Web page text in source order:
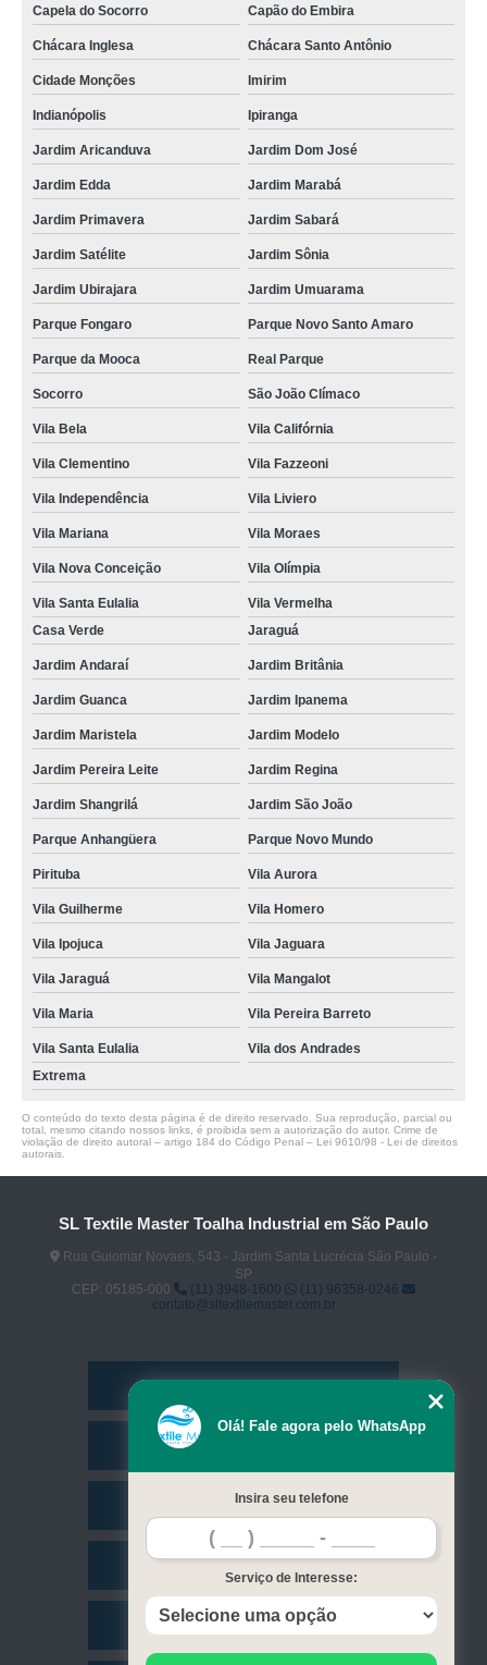
Capela do Socorro
Capão do Embira
Chácara Inglesa Chácara Santo Antônio
Cidade Monções Imirim
Indianópolis Ipiranga
Jardim Aricanduva Jardim Dom José
Jardim Edda Jardim Marabá
Jardim Primavera Jardim Sabará
Jardim Satélite Jardim Sônia
Jardim Ubirajara Jardim Umuarama
Parque Fongaro Parque Novo Santo Amaro
Parque da Mooca Real Parque
Socorro São João Clímaco
Vila Bela Vila Califórnia
Vila Clementino Vila Fazzeoni
Vila Independência Vila Liviero
Vila Mariana Vila Moraes
Vila Nova Conceição Vila Olímpia
Vila Santa Eulalia
Vila Vermelha
Casa Verde
Jaraguá
Jardim Andaraí Jardim Britânia
Jardim Guanca Jardim Ipanema
Jardim Maristela Jardim Modelo
Jardim Pereira Leite Jardim Regina
Jardim Shangrilá Jardim São João
Parque Anhangüera Parque Novo Mundo
Pirituba Vila Aurora
Vila Guilherme Vila Homero
Vila Ipojuca Vila Jaguara
Vila Jaraguá Vila Mangalot
Vila Maria Vila Pereira Barreto
Vila Santa Eulalia
Vila dos Andrades
Extrema
O conteúdo do texto desta página é de direito reservado. Sua reprodução, parcial ou
total, mesmo citando nossos links, é proibida sem a autorização do autor. Crime de
violação de direito autoral – artigo 184 do Código Penal – Lei 9610/98 - Lei de direitos
autorais
SL Textile Master Toalha Industrial em São Paulo
Rua Guiomar Novaes, 543 - Jardim Santa Lucrécia São Paulo -
SP
CEP: 05185-000
(11) 3948-1600
(11) 96358-0246
contato@sltextilemaster.com.br
Missão
Contato
Olá! Fale agora pelo WhatsApp
Insira seu telefone
Serviço de Interesse: